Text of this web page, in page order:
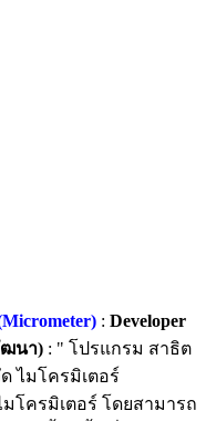
: Developer
ฒนา) : " โปรแกรม สาธิต
ไมโครมิเตอร์
มโครมิเตอร์ โดยสามารถ